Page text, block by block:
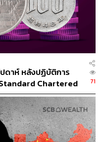
ล่าวว่า การหารือกับสีจิ้น
ะ ‘เปิดเผย’ โดยทั้ง 2 คน
รงตำแหน่ง หนึ่งในนั้นคือ
วที่ซานฟรานซิสโก ซึ่ง
สพติดและการ
ายที่ต่อเนื่องจากยุคทรัมป์
ค้าจีน และยังได้กำหนด
านมาสำหรับรถยนต์ไฟฟ้า
ดาห์ หลังปฏิบัติการ
Chartered
บาทต่อดอลลาร์
71